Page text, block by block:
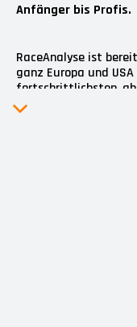
Anfänger bis Profis.
RaceAnalyse ist
ganz Europa und
fortschrittlichsten,
Technologie plus der